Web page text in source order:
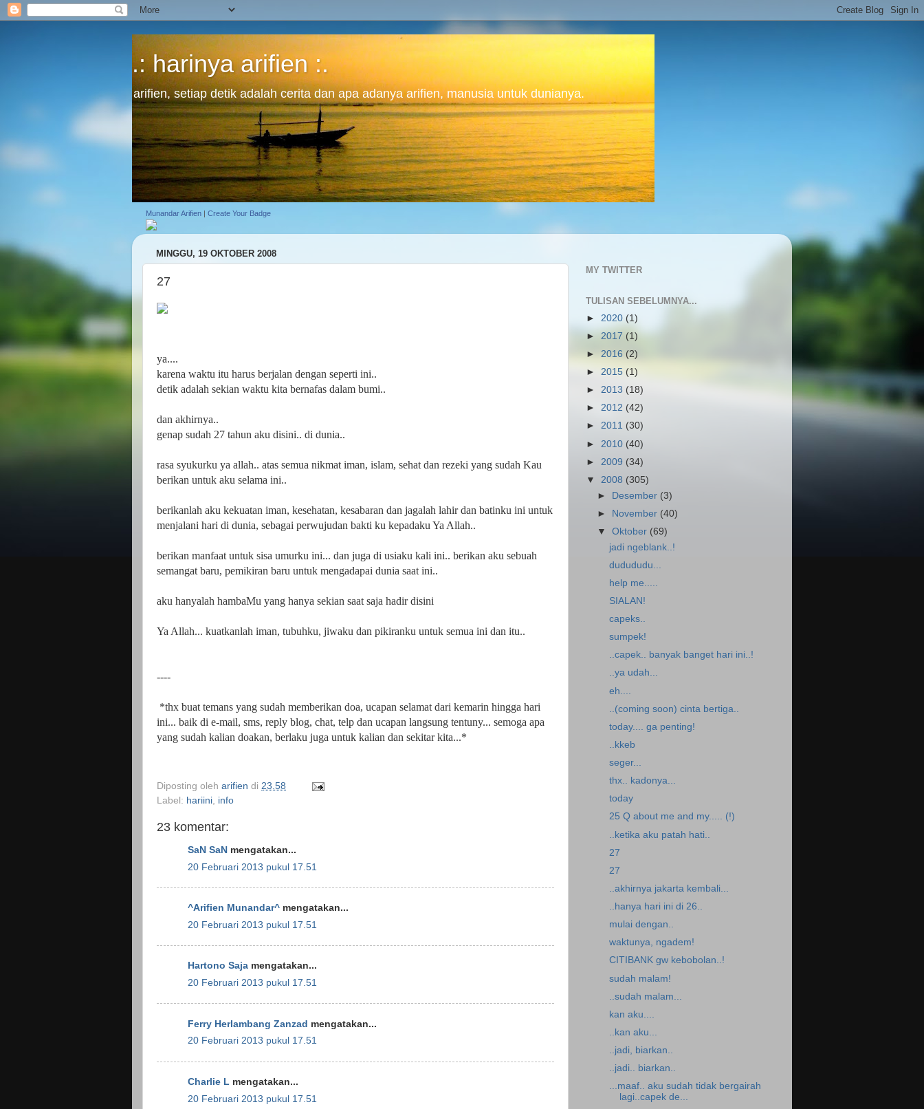
.: harinya arifien :.
arifien, setiap detik adalah cerita dan apa adanya arifien, manusia untuk dunianya.
Munandar Arifien | Create Your Badge
MINGGU, 19 OKTOBER 2008
27
ya....
karena waktu itu harus berjalan dengan seperti ini..
detik adalah sekian waktu kita bernafas dalam bumi..
dan akhirnya..
genap sudah 27 tahun aku disini.. di dunia..
rasa syukurku ya allah.. atas semua nikmat iman, islam, sehat dan rezeki yang sudah Kau
berikan untuk aku selama ini..
berikanlah aku kekuatan iman, kesehatan, kesabaran dan jagalah lahir dan batinku ini untuk
menjalani hari di dunia, sebagai perwujudan bakti ku kepadaku Ya Allah..
berikan manfaat untuk sisa umurku ini... dan juga di usiaku kali ini.. berikan aku sebuah
semangat baru, pemikiran baru untuk mengadapai dunia saat ini..
aku hanyalah hambaMu yang hanya sekian saat saja hadir disini
Ya Allah... kuatkanlah iman, tubuhku, jiwaku dan pikiranku untuk semua ini dan itu..
----
*thx buat temans yang sudah memberikan doa, ucapan selamat dari kemarin hingga hari
ini... baik di e-mail, sms, reply blog, chat, telp dan ucapan langsung tentuny... semoga apa
yang sudah kalian doakan, berlaku juga untuk kalian dan sekitar kita...*
Diposting oleh arifien di 23.58
Label: hariini, info
23 komentar:
SaN SaN mengatakan...
20 Februari 2013 pukul 17.51
^Arifien Munandar^ mengatakan...
20 Februari 2013 pukul 17.51
Hartono Saja mengatakan...
20 Februari 2013 pukul 17.51
Ferry Herlambang Zanzad mengatakan...
20 Februari 2013 pukul 17.51
Charlie L mengatakan...
20 Februari 2013 pukul 17.51
MY TWITTER
TULISAN SEBELUMNYA...
► 2020 (1)
► 2017 (1)
► 2016 (2)
► 2015 (1)
► 2013 (18)
► 2012 (42)
► 2011 (30)
► 2010 (40)
► 2009 (34)
▼ 2008 (305)
► Desember (3)
► November (40)
▼Oktober (69)
jadi ngeblank..!
dudududu...
help me.....
SIALAN!
capeks..
sumpek!
..capek.. banyak banget hari ini..!
..ya udah...
eh....
..(coming soon) cinta bertiga..
today.... ga penting!
..kkeb
seger...
thx.. kadonya...
today
25 Q about me and my..... (!)
..ketika aku patah hati..
27
27
..akhirnya jakarta kembali...
..hanya hari ini di 26..
mulai dengan..
waktunya, ngadem!
CITIBANK gw kebobolan..!
sudah malam!
..sudah malam...
kan aku....
..kan aku...
..jadi, biarkan..
..jadi.. biarkan..
...maaf.. aku sudah tidak bergairah
lagi..capek de...